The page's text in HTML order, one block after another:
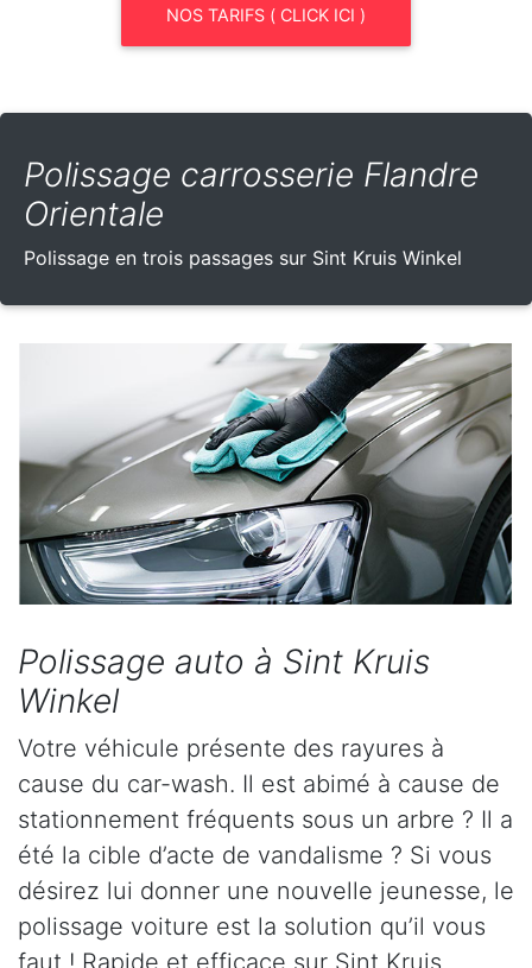
NOS TARIFS ( CLICK ICI )
Polissage carrosserie Flandre
Orientale
Polissage en trois passages sur Sint Kruis Winkel
Polissage auto à Sint Kruis
Winkel
Votre véhicule présente des rayures à
cause du car-wash. Il est abimé à cause de
stationnement fréquents sous un arbre ? Il a
été la cible d’acte de vandalisme ? Si vous
désirez lui donner une nouvelle jeunesse, le
polissage voiture est la solution qu’il vous
faut ! Rapide et efficace sur Sint Kruis